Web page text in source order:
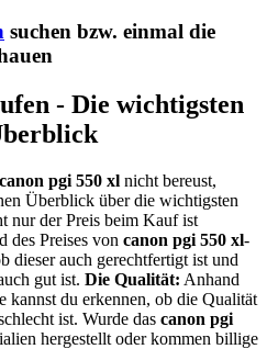
suchen bzw. einmal die
- Die wichtigsten
canon pgi 550 xl nicht bereust,
Überblick über die wichtigsten
nur der Preis beim Kauf ist
des Preises von canon pgi 550 xl-
dieser auch gerechtfertigt ist und
gut ist. Die Qualität: Anhand
kannst du erkennen, ob die Qualität
ist. Wurde das canon pgi
hergestellt oder kommen billige